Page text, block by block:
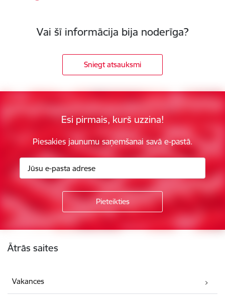
Vai šī informācija bija noderīga?
Sniegt atsauksmi
Esi pirmais, kurš uzzina!
Piesakies jaunumu saņemšanai savā e-pastā.
Ātrās saites
Vakances